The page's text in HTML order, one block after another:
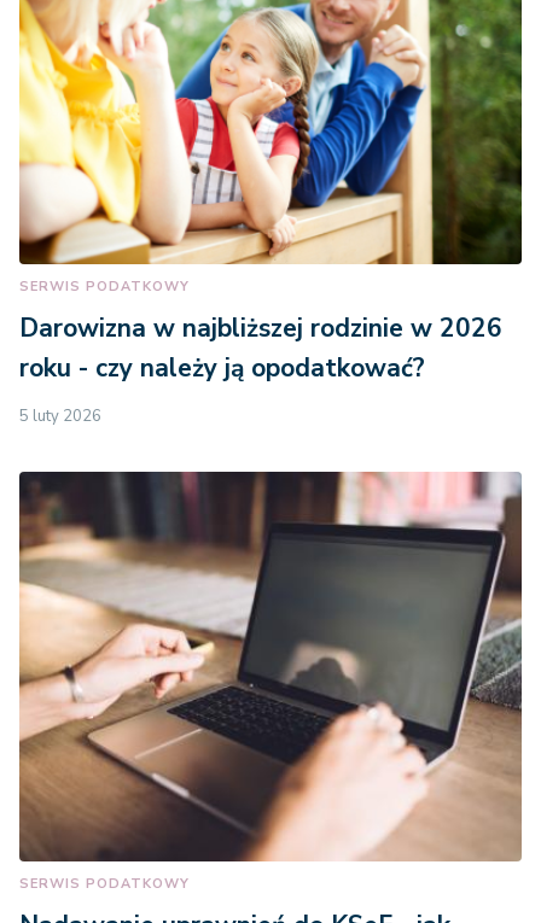
SERWIS PODATKOWY
Darowizna w najbliższej rodzinie w 2026
roku - czy należy ją opodatkować?
5 luty 2026
SERWIS PODATKOWY